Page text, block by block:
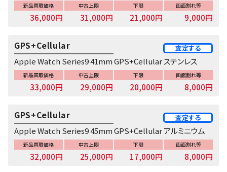
新品買取価格
36,000円
中古上限
31,000円
下限
21,000円
画面割れ等
9,000円
Apple Watch Series9 41mm GPS+Cellular ステンレス
GPS+Cellular 査定する
新品買取価格
33,000円
中古上限
29,000円
下限
20,000円
画面割れ等
8,000円
Apple Watch Series9 45mm GPS+Cellular アルミニウム
GPS+Cellular 査定する
新品買取価格
32,000円
中古上限
25,000円
下限
17,000円
画面割れ等
8,000円